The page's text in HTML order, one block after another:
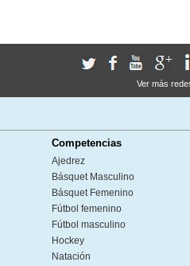
Ver más
Competencias
Ajedrez
Básquet Masculino
Básquet Femenino
Fútbol femenino
Fútbol masculino
Hockey
Natación